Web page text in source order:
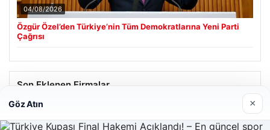
04/08/2026
Özgür Özel’den Türkiye’nin Tüm Demokratlarına Yeni Parti
Çağrısı
Son Eklenen Firmalar
26/05/2026
Göz Atın ×